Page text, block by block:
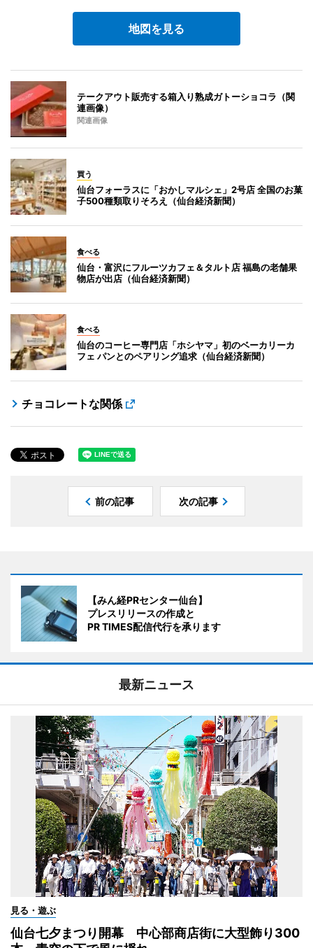
地図を見る
テークアウト販売する箱入り熟成ガトーショコラ（関
連画像）
関連画像
買う
仙台フォーラスに「おかしマルシェ」2号店 全国のお菓
子500種類取りそろえ（仙台経済新聞）
食べる
仙台・富沢にフルーツカフェ＆タルト店 福島の老舗果
物店が出店（仙台経済新聞）
食べる
仙台のコーヒー専門店「ホシヤマ」初のベーカリーカ
フェ パンとのペアリング追求（仙台経済新聞）
チョコレートな関係
前の記事 次の記事
【みん経PRセンター仙台】
プレスリリースの作成と
PR TIMES配信代行を承ります
最新ニュース
見る・遊ぶ
仙台七夕まつり開幕 中心部商店街に大型飾り300